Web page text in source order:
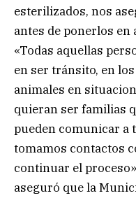
esterilizados, nos
antes de ponerlos en
«Todas aquellas
en ser tránsito, en
animales en
quieran ser familias
pueden comunicar a
tomamos contactos
continuar el
aseguró que la